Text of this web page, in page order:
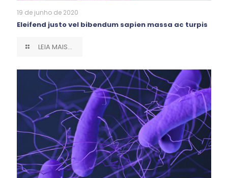
19 de junho de 2020
Eleifend justo vel bibendum sapien massa ac turpis
LEIA MAIS...